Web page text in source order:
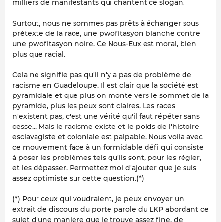
milliers de manifestants qui chantent ce slogan.
Surtout, nous ne sommes pas prêts à échanger sous
prétexte de la race, une pwofitasyon blanche contre
une pwofitasyon noire. Ce Nous-Eux est moral, bien
plus que racial.
Cela ne signifie pas qu'il n'y a pas de problème de
racisme en Guadeloupe. Il est clair que la société est
pyramidale et que plus on monte vers le sommet de la
pyramide, plus les peux sont claires. Les races
n'existent pas, c'est une vérité qu'il faut répéter sans
cesse... Mais le racisme existe et le poids de l'histoire
esclavagiste et coloniale est palpable. Nous voila avec
ce mouvement face à un formidable défi qui consiste
à poser les problèmes tels qu'ils sont, pour les régler,
et les dépasser. Permettez moi d'ajouter que je suis
assez optimiste sur cette question.(*)
(*) Pour ceux qui voudraient, je peux envoyer un
extrait de discours du porte parole du LKP abordant ce
sujet d'une manière que je trouve assez fine, de